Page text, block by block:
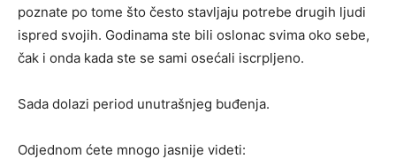
poznate po tome što često stavljaju potrebe drugih ljudi
ispred svojih. Godinama ste bili oslonac svima oko sebe,
čak i onda kada ste se sami osećali iscrpljeno.
Sada dolazi period unutrašnjeg buđenja.
Odjednom ćete mnogo jasnije videti: